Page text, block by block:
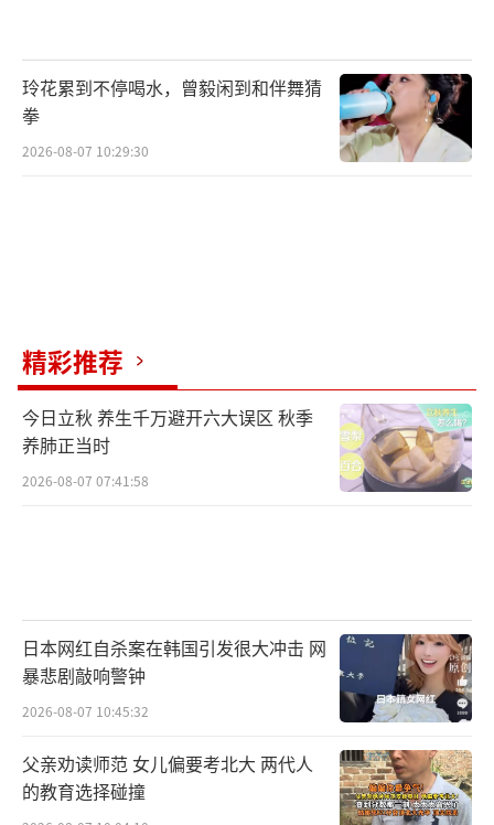
玲花累到不停喝水，曾毅闲到和伴舞猜
拳
2026-08-07 10:29:30
精彩推荐
今日立秋 养生千万避开六大误区 秋季
养肺正当时
2026-08-07 07:41:58
日本网红自杀案在韩国引发很大冲击 网
暴悲剧敲响警钟
2026-08-07 10:45:32
父亲劝读师范 女儿偏要考北大 两代人
的教育选择碰撞